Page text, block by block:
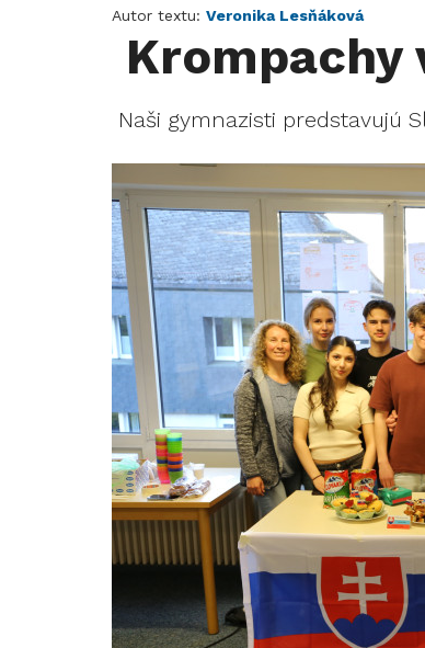
Autor textu: Veronika Lesňáková
Krompachy
Naši gymnazisti predstavujú